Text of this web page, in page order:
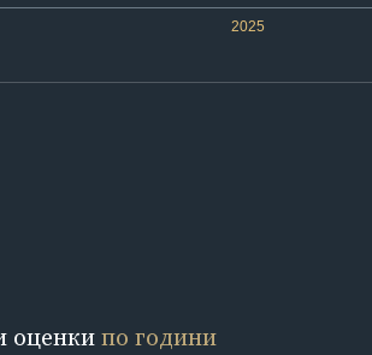
2025
оценкипо години